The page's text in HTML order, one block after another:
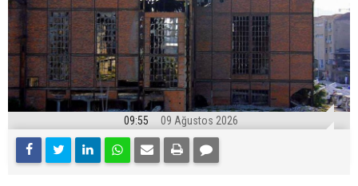
09:55 09 Ağustos 2026